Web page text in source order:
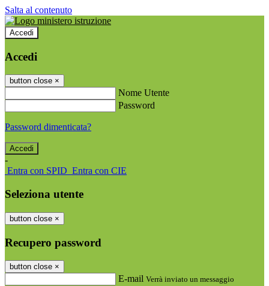
Salta al contenuto
Accedi
Accedi
button close ×
Nome Utente
Password
Password dimenticata?
-
Entra con SPID Entra con CIE
Seleziona utente
button close ×
Recupero password
button close ×
E-mail Verrà inviato un messaggio